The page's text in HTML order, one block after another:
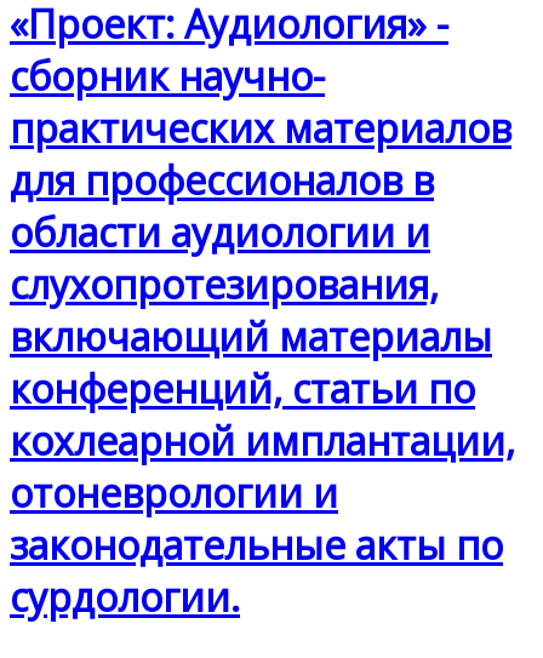
«Проект: Аудиология» -
сборник научно-
практических материалов
для профессионалов в
области аудиологии и
слухопротезирования,
включающий материалы
конференций, статьи по
кохлеарной имплантации,
отоневрологии и
законодательные акты по
сурдологии.